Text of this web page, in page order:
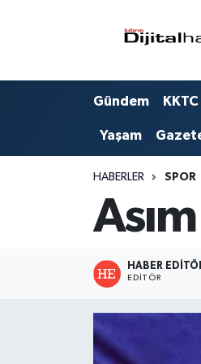
Gündem KKTC
Yaşam
HABERLER SPOR
HABER
EDITÖR
Trafik Durumu
Süper Lig Puan Durumu
Son Dakika Haberleri
Haber Arşivi